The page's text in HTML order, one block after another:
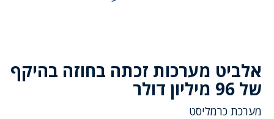
אלביט מערכות זכתה בחוזה בהיקף
של 96 מיליון דולר
מערכת כרמליסט